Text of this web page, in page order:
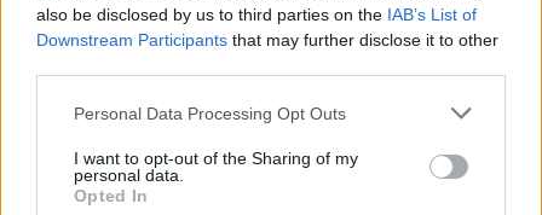
also be disclosed by us to third parties on the IAB’s List of
Downstream Participants that may further disclose it to other
Personal Data Processing Opt Outs
I want to opt-out of the Sharing of my
personal data.
Opted In
M: –
C: 5350 Tiszafüred, Tölgyes utca 2.
F:
https://www.facebook.com/tunderkert
.tiszafured.1